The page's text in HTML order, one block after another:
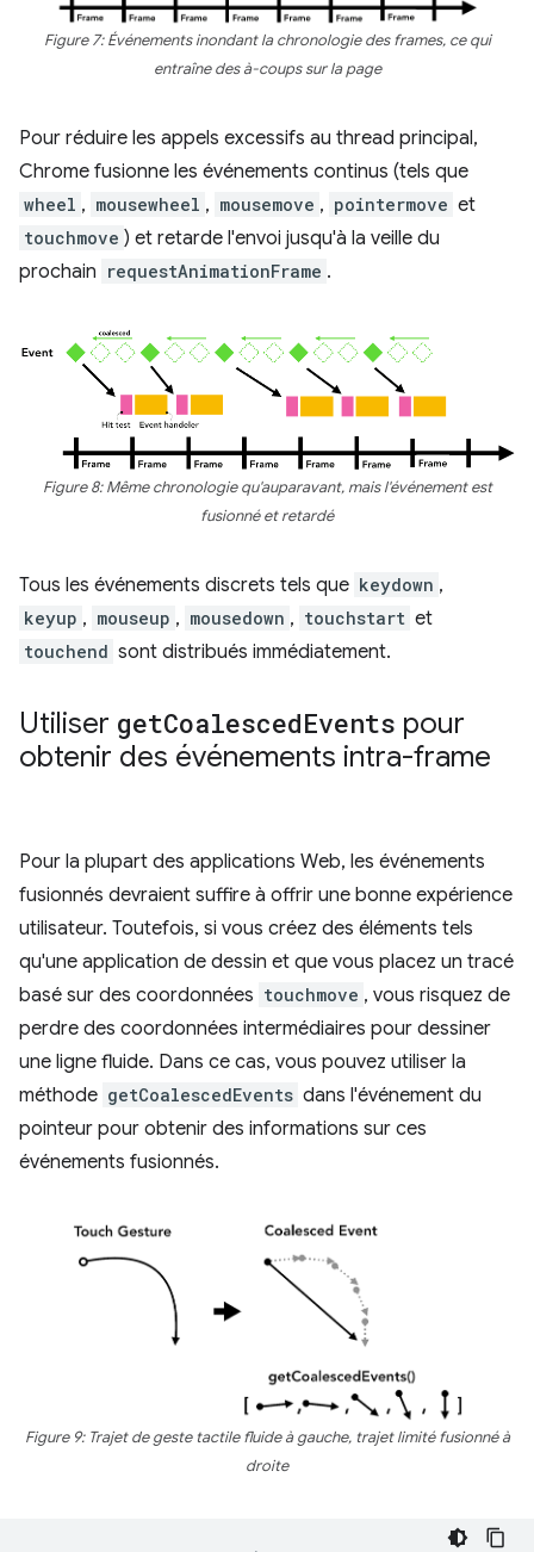
Figure 7: Événements inondant la chronologie des frames, ce qui
entraîne des à-coups sur la page
Pour réduire les appels excessifs au thread principal,
Chrome fusionne les événements continus (tels que
wheel , mousewheel , mousemove , pointermove et
touchmove ) et retarde l'envoi jusqu'à la veille du
prochain requestAnimationFrame .
Figure 8: Même chronologie qu'auparavant, mais l'événement est
fusionné et retardé
Tous les événements discrets tels que keydown ,
keyup , mouseup , mousedown , touchstart et
touchend sont distribués immédiatement.
Utiliser getCoalescedEvents pour
obtenir des événements intra-frame
Pour la plupart des applications Web, les événements
fusionnés devraient suffire à offrir une bonne expérience
utilisateur. Toutefois, si vous créez des éléments tels
qu'une application de dessin et que vous placez un tracé
basé sur des coordonnées touchmove , vous risquez de
perdre des coordonnées intermédiaires pour dessiner
une ligne fluide. Dans ce cas, vous pouvez utiliser la
méthode getCoalescedEvents dans l'événement du
pointeur pour obtenir des informations sur ces
événements fusionnés.
Figure 9: Trajet de geste tactile fluide à gauche, trajet limité fusionné à
droite